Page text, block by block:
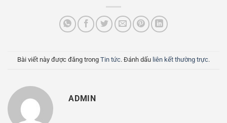
Bài viết này được đăng trong Tin tức. Đánh dấu liên kết thường trực.
ADMIN